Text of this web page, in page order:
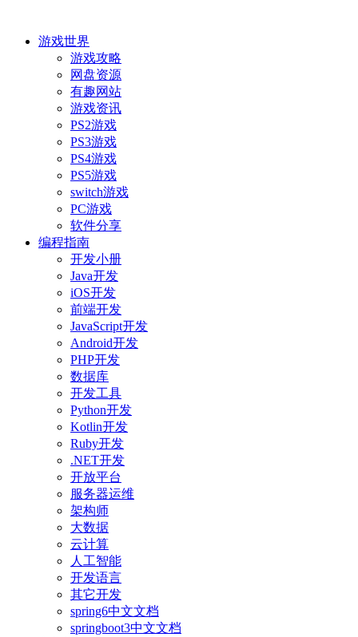
游戏世界
游戏攻略
网盘资源
有趣网站
游戏资讯
PS2游戏
PS3游戏
PS4游戏
PS5游戏
switch游戏
PC游戏
软件分享
编程指南
开发小册
Java开发
iOS开发
前端开发
JavaScript开发
Android开发
PHP开发
数据库
开发工具
Python开发
Kotlin开发
Ruby开发
.NET开发
开放平台
服务器运维
架构师
大数据
云计算
人工智能
开发语言
其它开发
spring6中文文档
springboot3中文文档